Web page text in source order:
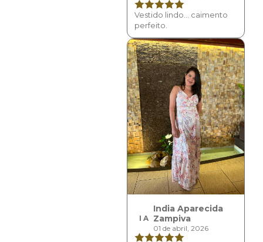
Vestido lindo… caimento
perfeito.
I A
India Aparecida
Zampiva
01 de abril, 2026